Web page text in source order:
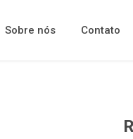
Sobre nós Contato